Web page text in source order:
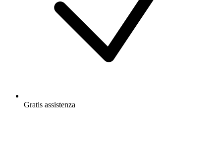
Gratis assistenza